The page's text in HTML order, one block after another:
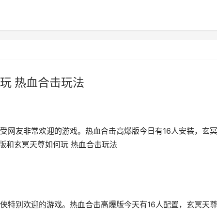
热血合击玩法
网友非常欢迎的游戏。热血合击高爆版今日有16人安装，玄冥
和玄冥天尊如何玩 热血合击玩法
特别欢迎的游戏。热血合击高爆版今天有16人配置，玄冥天尊